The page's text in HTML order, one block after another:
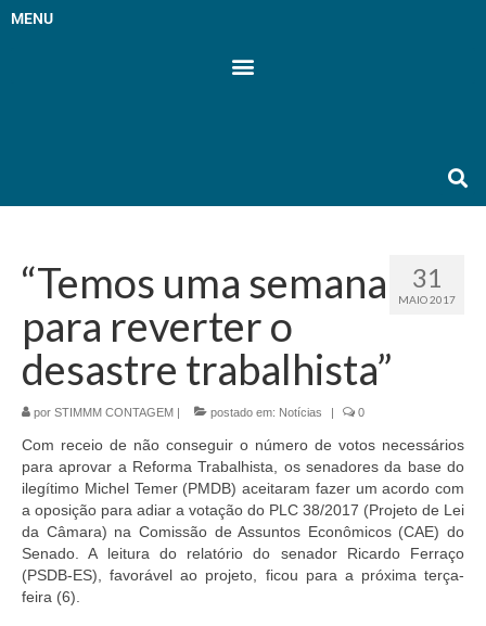
MENU
31
MAIO 2017
“Temos uma semana
para reverter o
desastre trabalhista”
por STIMMM CONTAGEM | postado em: Notícias | 0
Com receio de não conseguir o número de votos necessários
para aprovar a Reforma Trabalhista, os senadores da base do
ilegítimo Michel Temer (PMDB) aceitaram fazer um acordo com
a oposição para adiar a votação do PLC 38/2017 (Projeto de Lei
da Câmara) na Comissão de Assuntos Econômicos (CAE) do
Senado. A leitura do relatório do senador Ricardo Ferraço
(PSDB-ES), favorável ao projeto, ficou para a próxima terça-
feira (6).